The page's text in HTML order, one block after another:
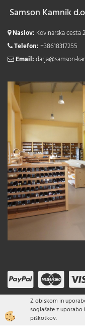
Samson Kamnik
Naslov: Kovinarska cesta
Telefon:+38618317255
Email:darja@samson-
Z obiskom in
soglašate z uporabo
piškotkov.